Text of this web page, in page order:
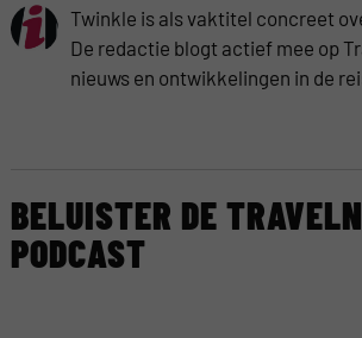
Twinkle is als vaktitel concreet
De redactie blogt actief mee op
nieuws en ontwikkelingen in de
BELUISTER DE
PODCAST